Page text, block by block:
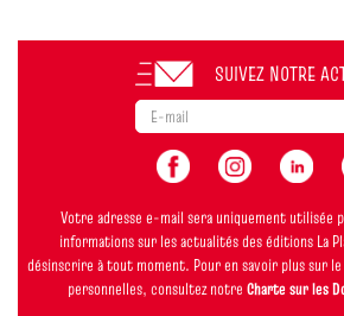
SUIVEZ NOTRE
Votre adresse e-mail sera uniquement utilisée
informations sur les actualités des éditions La
désinscrire à tout moment. Pour en savoir plus sur
personnelles, consultez notre Charte sur les